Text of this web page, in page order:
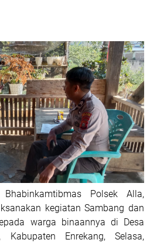
Polsek Alla,
kegiatan Sambang dan
warga binaannya di Desa
Kabupaten Enrekang, Selasa,